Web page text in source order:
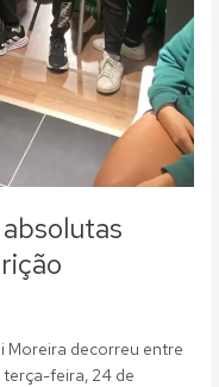
Moreira decorreu entre
terça-feira, 24 de